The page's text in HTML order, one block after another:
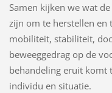
Samen kijken we wat
zijn om te herstellen en
mobiliteit, stabiliteit,
beweeggedrag op de
behandeling eruit komt
individu en situatie.